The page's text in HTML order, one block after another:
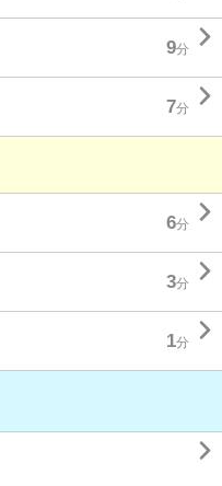
9分 
7分 
6分 
3分 
1分 
